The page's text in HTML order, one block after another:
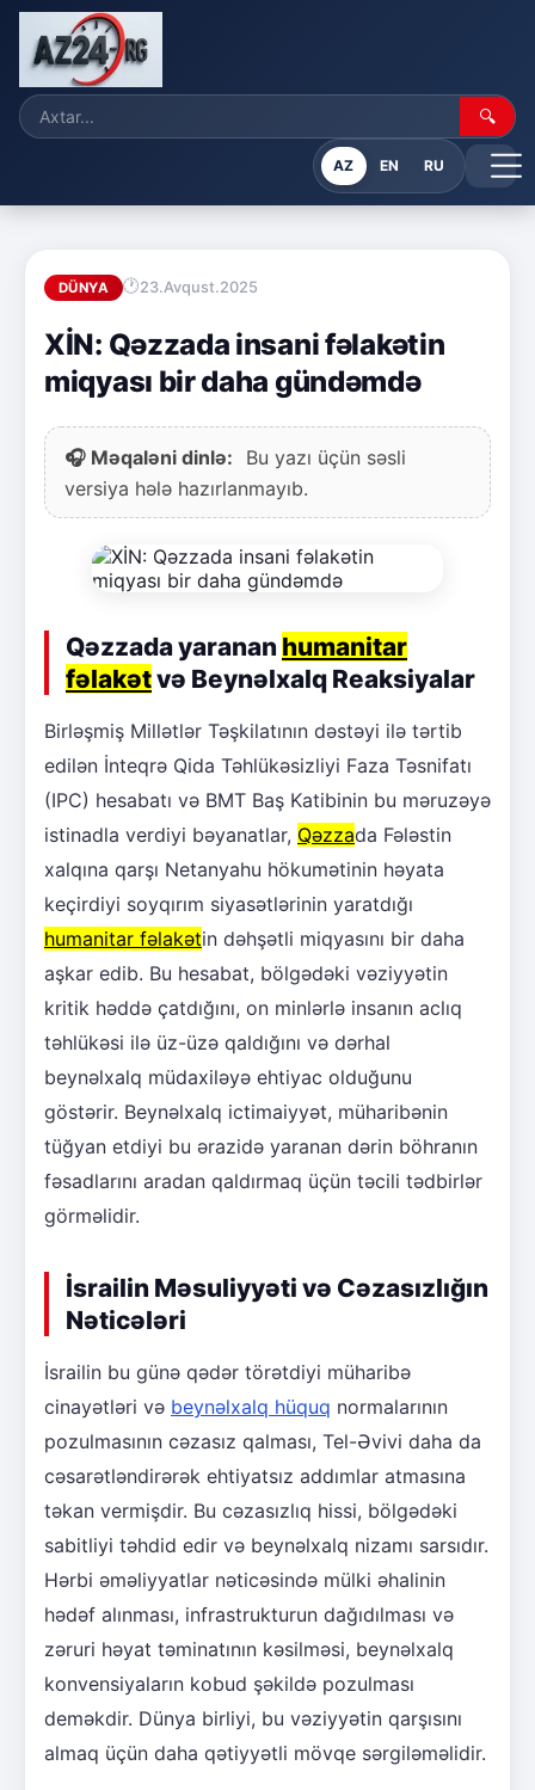
🔍
AZ EN RU
DÜNYA 23.Avqust.2025
XİN: Qəzzada insani fəlakətin
miqyası bir daha gündəmdə
🎧 Məqaləni dinlə:
Bu yazı üçün səsli
versiya hələ hazırlanmayıb.
Qəzzada yaranan humanitar
fəlakətvə Beynəlxalq Reaksiyalar
Birləşmiş Millətlər Təşkilatının dəstəyi ilə tərtib
edilən İnteqrə Qida Təhlükəsizliyi Faza Təsnifatı
(IPC) hesabatı və BMT Baş Katibinin bu məruzəyə
istinadla verdiyi bəyanatlar, Qəzzada Fələstin
xalqına qarşı Netanyahu hökumətinin həyata
keçirdiyi soyqırım siyasətlərinin yaratdığı
humanitar fəlakətin dəhşətli miqyasını bir daha
aşkar edib. Bu hesabat, bölgədəki vəziyyətin
kritik həddə çatdığını, on minlərlə insanın aclıq
təhlükəsi ilə üz-üzə qaldığını və dərhal
beynəlxalq müdaxiləyə ehtiyac olduğunu
göstərir. Beynəlxalq ictimaiyyət, müharibənin
tüğyan etdiyi bu ərazidə yaranan dərin böhranın
fəsadlarını aradan qaldırmaq üçün təcili tədbirlər
görməlidir.
İsrailin Məsuliyyəti və Cəzasızlığın
Nəticələri
İsrailin bu günə qədər törətdiyi müharibə
cinayətləri və beynəlxalq hüquq normalarının
pozulmasının cəzasız qalması, Tel-Əvivi daha da
cəsarətləndirərək ehtiyatsız addımlar atmasına
təkan vermişdir. Bu cəzasızlıq hissi, bölgədəki
sabitliyi təhdid edir və beynəlxalq nizamı sarsıdır.
Hərbi əməliyyatlar nəticəsində mülki əhalinin
hədəf alınması, infrastrukturun dağıdılması və
zəruri həyat təminatının kəsilməsi, beynəlxalq
konvensiyaların kobud şəkildə pozulması
deməkdir. Dünya birliyi, bu vəziyyətin qarşısını
almaq üçün daha qətiyyətli mövqe sərgiləməlidir.